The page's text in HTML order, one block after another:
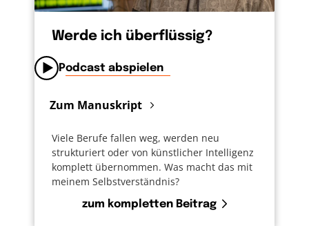
Werde ich überflüssig?
Podcast abspielen
Zum Manuskript
Viele Berufe fallen weg, werden neu
strukturiert oder von künstlicher Intelligenz
komplett übernommen. Was macht das mit
meinem Selbstverständnis?
zum kompletten Beitrag